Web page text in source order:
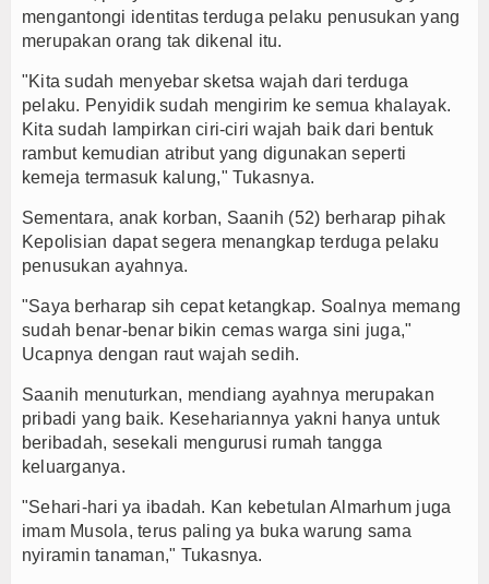
mengantongi identitas terduga pelaku penusukan yang
merupakan orang tak dikenal itu.
"Kita sudah menyebar sketsa wajah dari terduga
pelaku. Penyidik sudah mengirim ke semua khalayak.
Kita sudah lampirkan ciri-ciri wajah baik dari bentuk
rambut kemudian atribut yang digunakan seperti
kemeja termasuk kalung," Tukasnya.
Sementara, anak korban, Saanih (52) berharap pihak
Kepolisian dapat segera menangkap terduga pelaku
penusukan ayahnya.
"Saya berharap sih cepat ketangkap. Soalnya memang
sudah benar-benar bikin cemas warga sini juga,"
Ucapnya dengan raut wajah sedih.
Saanih menuturkan, mendiang ayahnya merupakan
pribadi yang baik. Kesehariannya yakni hanya untuk
beribadah, sesekali mengurusi rumah tangga
keluarganya.
"Sehari-hari ya ibadah. Kan kebetulan Almarhum juga
imam Musola, terus paling ya buka warung sama
nyiramin tanaman," Tukasnya.